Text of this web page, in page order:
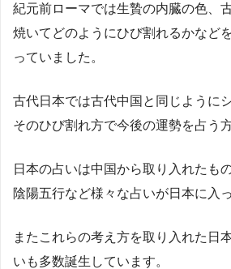
紀元前ローマでは生贄の内臓の色、
焼いてどのようにひび割れるかなど
っていました。
古代日本では古代中国と同じように
そのひび割れ方で今後の運勢を占う
日本の占いは中国から取り入れたも
陰陽五行など様々な占いが日本に入
またこれらの考え方を取り入れた日
いも多数誕生しています。